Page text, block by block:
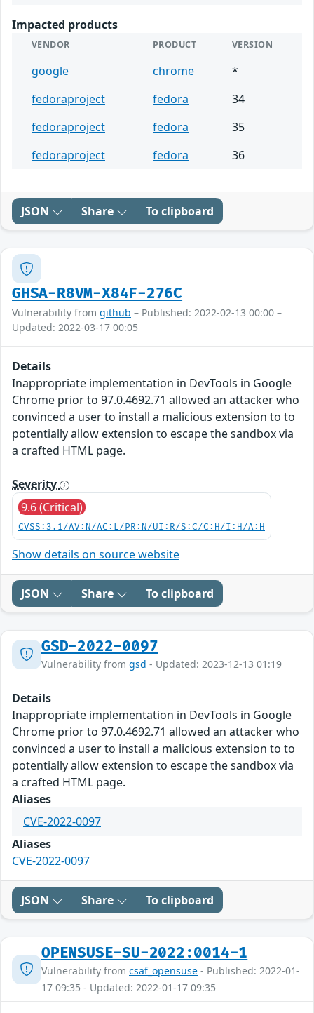
Impacted products
VENDOR PRODUCT VERSION
google chrome
*
fedoraproject
fedora
34
fedoraproject
fedora
35
fedoraproject
fedora 36
JSON Share To clipboard
GHSA-R8VM-X84F-276C
Vulnerability from github – Published: 2022-02-13 00:00 –
Updated: 2022-03-17 00:05
Details
Inappropriate implementation in DevTools in Google
Chrome prior to 97.0.4692.71 allowed an attacker who
convinced a user to install a malicious extension to to
potentially allow extension to escape the sandbox via
a crafted HTML page.
Severity
9.6 (Critical)
CVSS:3.1/AV:N/AC:L/PR:N/UI:R/S:C/C:H/I:H/A:H
Show details on source website
JSON Share To clipboard
GSD-2022-0097
Vulnerability from gsd - Updated: 2023-12-13 01:19
Details
Inappropriate implementation in DevTools in Google
Chrome prior to 97.0.4692.71 allowed an attacker who
convinced a user to install a malicious extension to to
potentially allow extension to escape the sandbox via
a crafted HTML page.
Aliases
CVE-2022-0097
Aliases
CVE-2022-0097
JSON Share To clipboard
OPENSUSE-SU-2022:0014-1
Vulnerability from csaf_opensuse - Published: 2022-01-
17 09:35 - Updated: 2022-01-17 09:35